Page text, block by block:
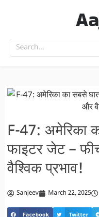
F-47: अमेरिका
फाइटर जेट –
वैश्विक प्रभाव!
Sanjeev March 22, 2025
Facebook Twitter